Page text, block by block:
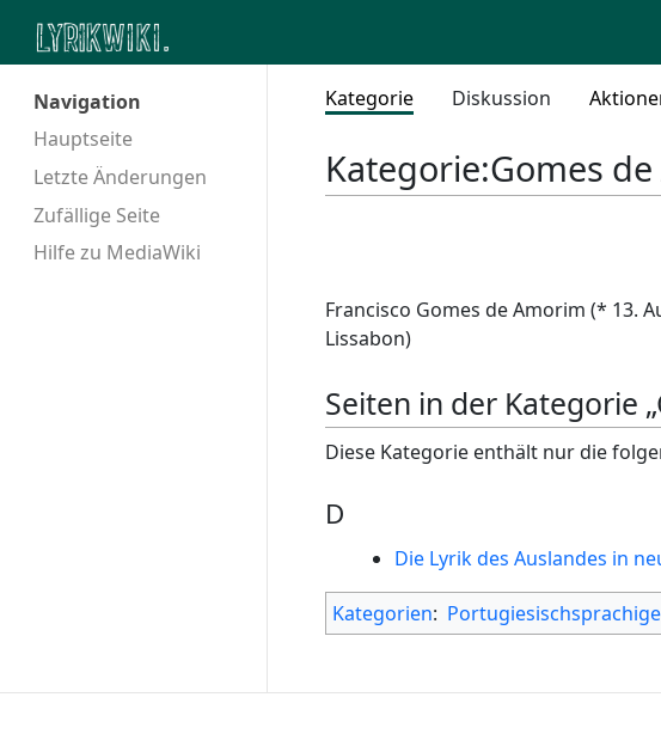
Navigation
Hauptseite
Letzte Änderungen
Zufällige Seite
Hilfe zu MediaWiki
Kategorie Diskussion
Kategorie:Gomes
Francisco Gomes de Amorim (* 13.
Lissabon)
Seiten in der Kategorie
Diese Kategorie enthält nur die
D
Die Lyrik des Auslandes in
Kategorien: